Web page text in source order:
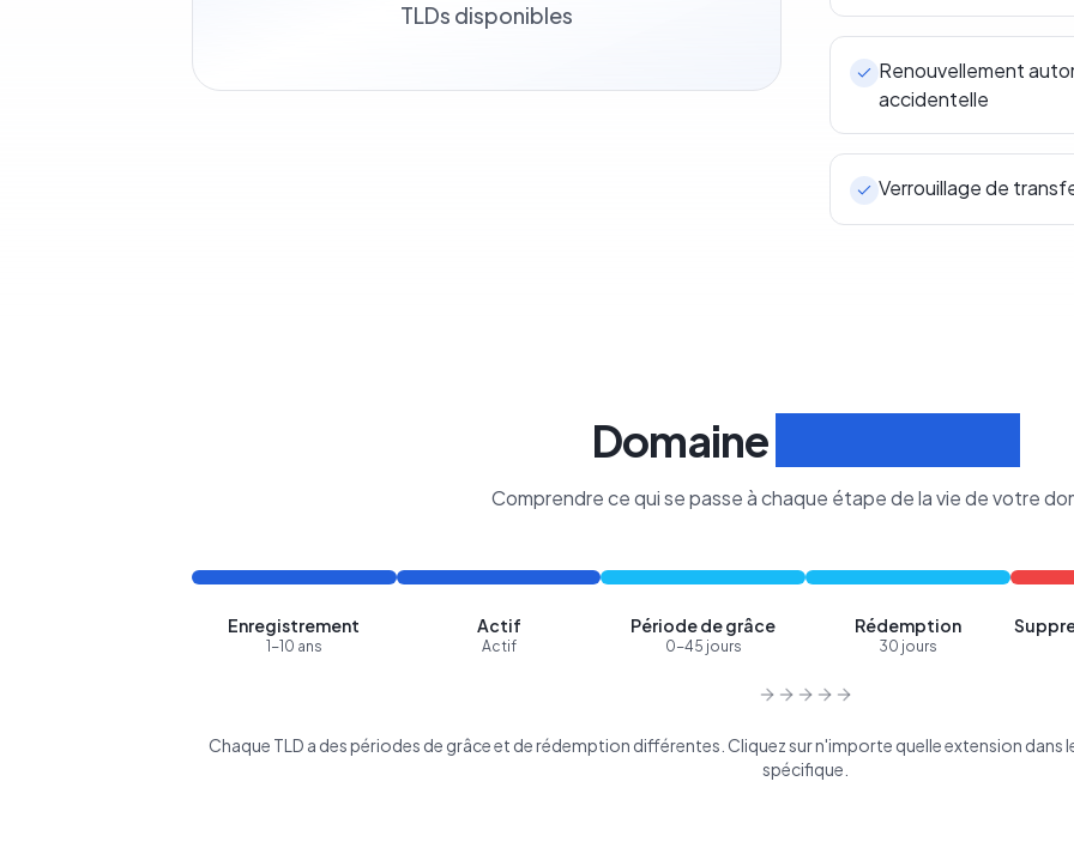
TLDs disponibles
Renouvellement
accidentelle
Verrouillage de
Domaine
Comprendre ce qui se passe à chaque étape de la vie de votre
Enregistrement
1-10 ans
Actif
Actif
Période de grâce
0-45 jours
Rédemption
30 jours
Chaque TLD a des périodes de grâce et de rédemption différentes. Cliquez sur n'importe quelle extension dans
spécifique.